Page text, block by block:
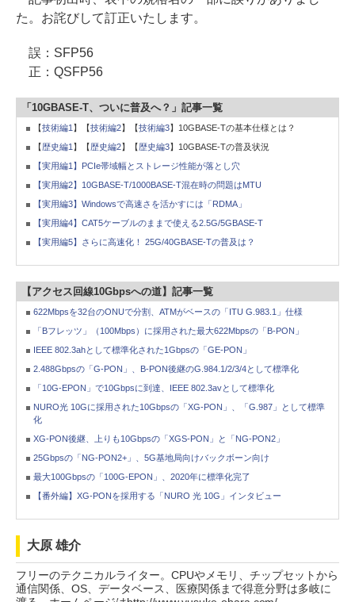
た。お詫びして訂正いたします。
誤：SFP56
正：QSFP56
「10GBASE-T、ついに普及へ？」記事一覧
【技術編1 】【技術編2】【技術編3】10GBASE-Tの基本仕様とは？
【歴史編1 】【歴史編2】【歴史編3】10GBASE-Tの普及状況
【実用編1】PCIe帯域幅とストレージ性能が落とし穴
【実用編2】10GBASE-T/1000BASE-T混在時の問題はMTU
【実用編3】Windowsで高速さを活かすには「RDMA」
【実用編4】CAT5ケーブルのままで使える2.5G/5GBASE-T
【実用編5】さらに高速化！ 25G/40GBASE-Tの普及は？
【アクセス回線10Gbpsへの道】記事一覧
622Mbpsを32台のONUで分割、ATMがベースの「ITU G.983.1」仕様
「Bフレッツ」（100Mbps）に採用された最大622Mbpsの「B-PON」
IEEE 802.3ahとして標準化された1Gbpsの「GE-PON」
2.488Gbpsの「G-PON」、B-PON後継のG.984.1/2/3/4として標準化
「10G-EPON」で10Gbpsに到達、IEEE 802.3avとして標準化
NURO光 10Gに採用された10Gbpsの「XG-PON」、「G.987」として標準
化
XG-PON後継、上りも10Gbpsの「XGS-PON」と「NG-PON2」
25Gbpsの「NG-PON2+」、5G基地局向けバックボーン向け
最大100Gbpsの「100G-EPON」、2020年に標準化完了
【番外編】XG-PONを採用する「NURO 光 10G」インタビュー
大原 雄介
フリーのテクニカルライター。CPUやメモリ、チップセットから
通信関係、OS、データベース、医療関係まで得意分野は多岐に